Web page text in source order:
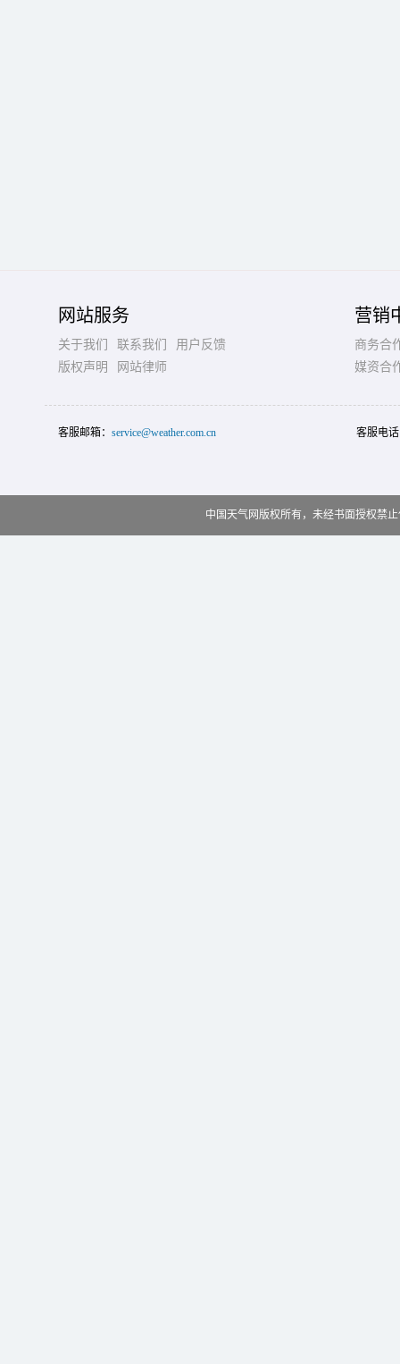
网站服务
关于我们 联系我们
用户反馈
版权声明
网站律师
营销
商务合
媒资合
客服邮箱： service@weather.com.cn 客服电
中国天气网版权所有，未经书面授权